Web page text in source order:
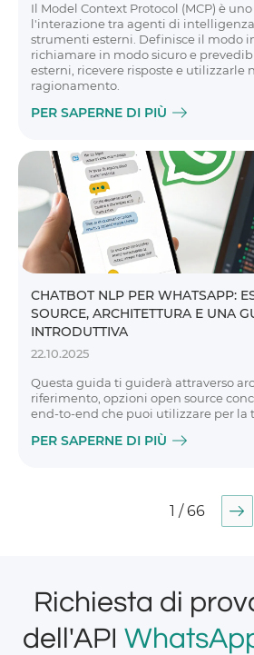
Il Model Context Protocol (MCP) è
l'interazione tra agenti di
strumenti esterni. Definisce il modo
richiamare in modo sicuro e
esterni, ricevere risposte e utilizzarle
ragionamento.
PER SAPERNE DI PIÙ
CHATBOT NLP PER WHATSAPP:
SOURCE, ARCHITETTURA E UNA
INTRODUTTIVA
22.10.2025
Questa guida ti guiderà attraverso
riferimento, opzioni open source
end-to-end che puoi utilizzare per la
PER SAPERNE DI PIÙ
1 / 66
Richiesta di
dell'API